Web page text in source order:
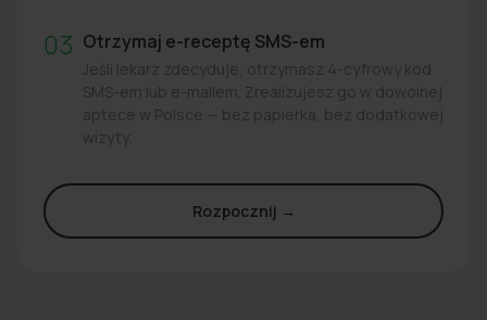
03 Otrzymaj e-receptę SMS-em
Jeśli lekarz zdecyduje, otrzymasz 4-cyfrowy kod
SMS-em lub e-mailem. Zrealizujesz go w dowolnej
aptece w Polsce — bez papierka, bez dodatkowej
wizyty.
Rozpocznij →